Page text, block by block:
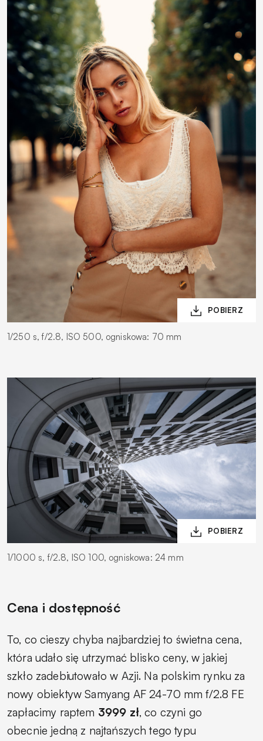
1/250 s, f/2.8, ISO 500, ogniskowa: 70 mm
1/1000 s, f/2.8, ISO 100, ogniskowa: 24 mm
Cena i dostępność
To, co cieszy chyba najbardziej to świetna cena,
która udało się utrzymać blisko ceny, w jakiej
szkło zadebiutowało w Azji. Na polskim rynku za
nowy obiektyw Samyang AF 24-70 mm f/2.8 FE
zapłacimy raptem 3999 zł, co czyni go
obecnie jedną z najtańszych tego typu